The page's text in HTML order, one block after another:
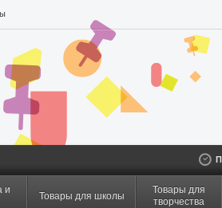
и
Товары для школы
Товары для
творчества